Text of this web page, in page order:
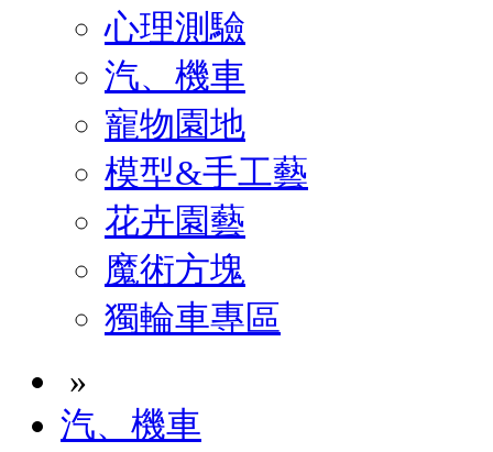
心理測驗
汽、機車
寵物園地
模型&手工藝
花卉園藝
魔術方塊
獨輪車專區
»
汽、機車